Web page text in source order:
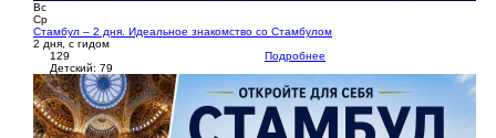
Вс
Ср
Стамбул – 2 дня. Идеальное знакомство со Стамбулом
2 дня, с гидом
129
Детский: 79
Подробнее